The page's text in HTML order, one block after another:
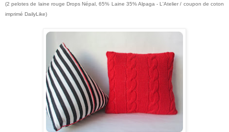
(2 pelotes de laine rouge Drops Népal, 65% Laine 35% Alpaga - L'Atelier / coupon de coton
imprimé DailyLike)